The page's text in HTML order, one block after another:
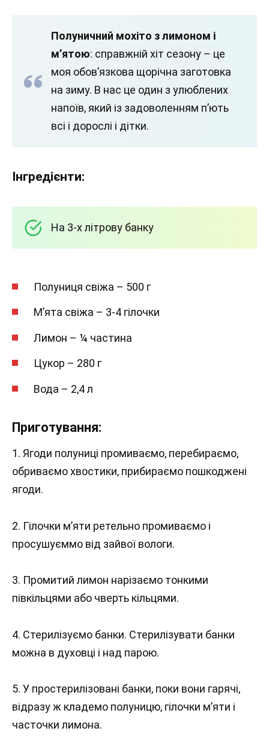
Полуничний мохіто з лимоном і
м’ятою: справжній хіт сезону – це
моя обов’язкова щорічна заготовка
на зиму. В нас це один з улюблених
напоїв, який із задоволенням п’ють
всі і дорослі і дітки.
Інгредієнти:
На 3-х літрову банку
Полуниця свіжа – 500 г
М’ята свіжа – 3-4 гілочки
Лимон – ¼ частина
Цукор – 280 г
Вода – 2,4 л
Приготування:
1. Ягоди полуниці промиваємо, перебираємо,
обриваємо хвостики, прибираємо пошкоджені
ягоди.
2. Гілочки м’яти ретельно промиваємо і
просушуєммо від зайвої вологи.
3. Промитий лимон нарізаємо тонкими
півкільцями або чверть кільцями.
4. Стерилізуємо банки. Стерилізувати банки
можна в духовці і над парою.
5. У простерилізовані банки, поки вони гарячі,
відразу ж кладемо полуницю, гілочки м’яти і
часточки лимона.